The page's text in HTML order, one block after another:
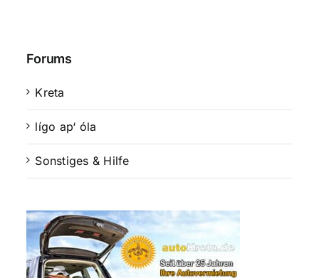
Forums
Kreta
lígo ap‘ óla
Sonstiges & Hilfe